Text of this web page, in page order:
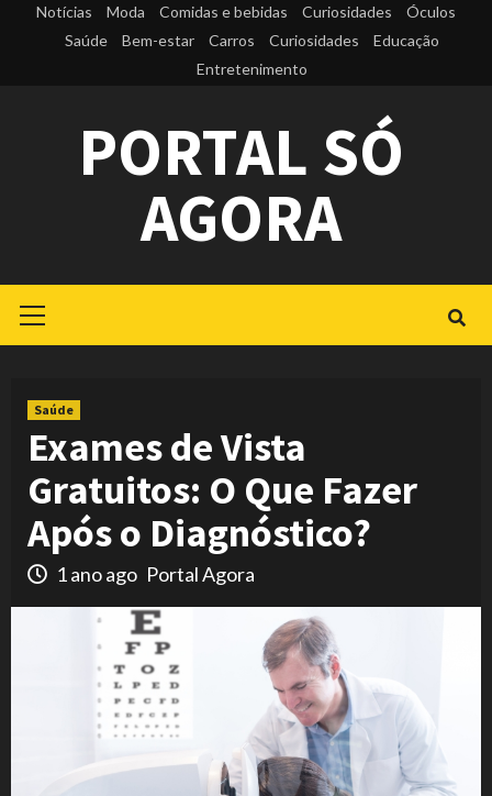
Notícias Moda Comidas e bebidas Curiosidades
Óculos
Saúde
Bem-estar Carros Curiosidades
Educação
Entretenimento
PORTAL SÓ
AGORA
Menu
Saúde
Exames de Vista
Gratuitos: O Que Fazer
Após o Diagnóstico?
1 ano ago Portal Agora